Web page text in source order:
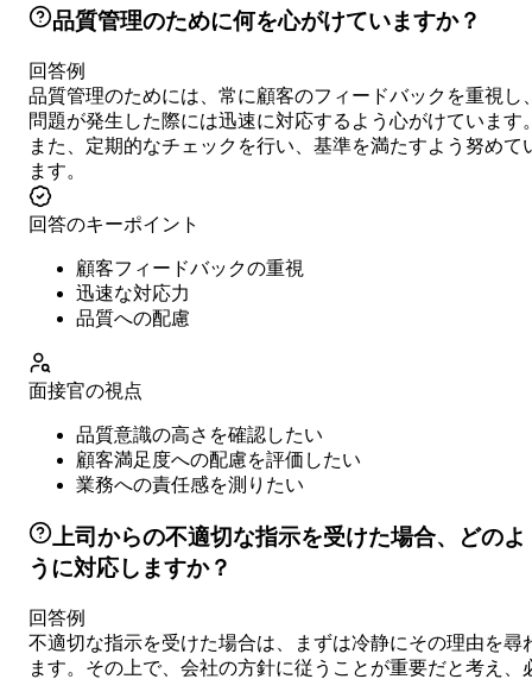
品質管理のために何を心がけていますか？
回答例
品質管理のためには、常に顧客のフィードバックを重視し
問題が発生した際には迅速に対応するよう心がけています
また、定期的なチェックを行い、基準を満たすよう努めて
ます。
回答のキーポイント
顧客フィードバックの重視
迅速な対応力
品質への配慮
面接官の視点
品質意識の高さを確認したい
顧客満足度への配慮を評価したい
業務への責任感を測りたい
上司からの不適切な指示を受けた場合、どのよ
うに対応しますか？
回答例
不適切な指示を受けた場合は、まずは冷静にその理由を尋
ます。その上で、会社の方針に従うことが重要だと考え、